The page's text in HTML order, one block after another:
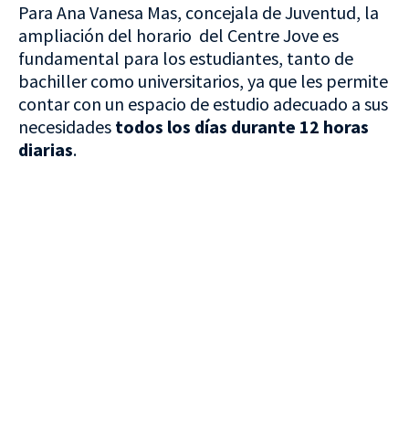
Para Ana Vanesa Mas, concejala de Juventud, la
ampliación del horario del Centre Jove es
fundamental para los estudiantes, tanto de
bachiller como universitarios, ya que les permite
contar con un espacio de estudio adecuado a sus
necesidades todos los días durante 12 horas
diarias.